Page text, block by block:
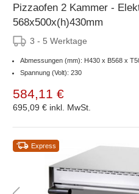
Pizzaofen 2 Kammer -
568x500x(h)430mm
3 - 5 Werktage
Abmessungen (mm): H430 x B568 x
Spannung (Volt): 230
584,11 €
695,09 € inkl. MwSt.
Express